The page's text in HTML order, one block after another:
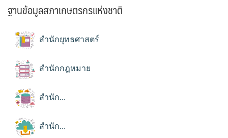
ฐานข้อมูลสภาเกษตรกรแห่งชาติ
สำนักยุทธศาสตร์
สำนักกฎหมาย
สำนัก...
สำนัก...